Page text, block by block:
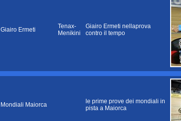
Giairo Ermeti
Tenax-
Menikini
Giairo Ermeti nellaprova
contro il tempo
Mondiali Maiorca
le prime prove dei mondiali in
pista a Maiorca